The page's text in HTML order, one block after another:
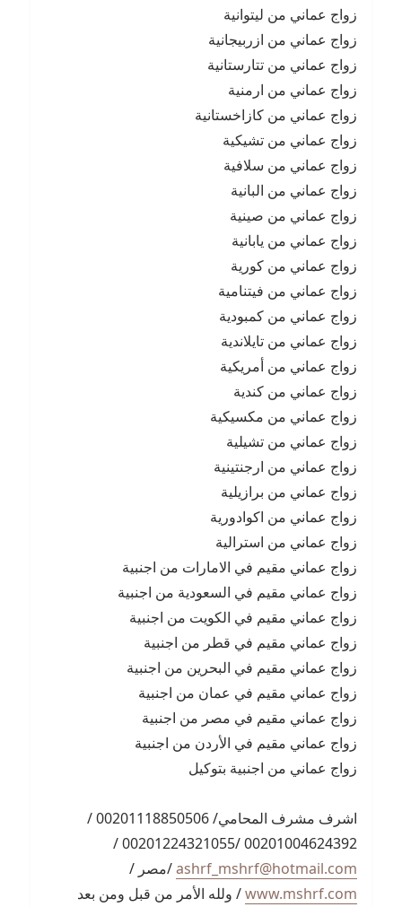
زواج عماني من ليتوانية
زواج عماني من ازربيجانية
زواج عماني من تتارستانية
زواج عماني من ارمنية
زواج عماني من كازاخستانية
زواج عماني من تشيكية
زواج عماني من سلافية
زواج عماني من البانية
زواج عماني من صينية
زواج عماني من يابانية
زواج عماني من كورية
زواج عماني من فيتنامية
زواج عماني من كمبودية
زواج عماني من تايلاندية
زواج عماني من أمريكية
زواج عماني من كندية
زواج عماني من مكسيكية
زواج عماني من تشيلية
زواج عماني من ارجنتينية
زواج عماني من برازيلية
زواج عماني من اكوادورية
زواج عماني من استرالية
زواج عماني مقيم في الامارات من اجنبية
زواج عماني مقيم في السعودية من اجنبية
زواج عماني مقيم في الكويت من اجنبية
زواج عماني مقيم في قطر من اجنبية
زواج عماني مقيم في البحرين من اجنبية
زواج عماني مقيم في عمان من اجنبية
زواج عماني مقيم في مصر من اجنبية
زواج عماني مقيم في الأردن من اجنبية
زواج عماني من اجنبية بتوكيل
اشرف مشرف المحامي/ 00201118850506 /
00201004624392 /00201224321055 /
ashrf_mshrf@hotmail.com/مصر /
www.mshrf.com/ ولله الأمر من قبل ومن بعد